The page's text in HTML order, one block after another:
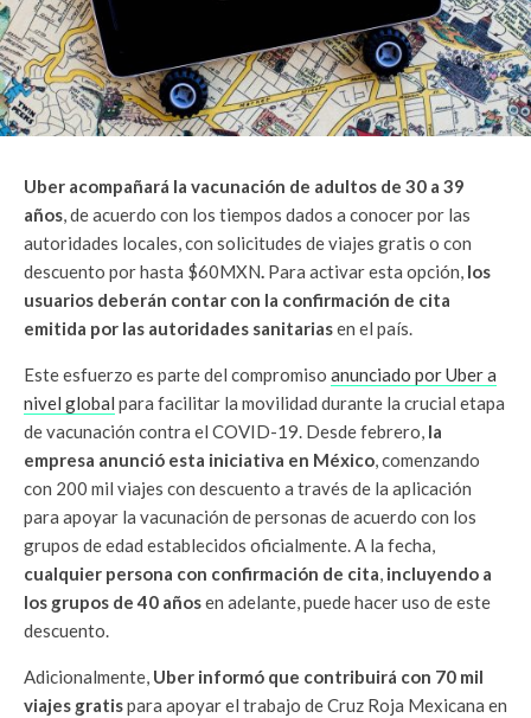
Uber acompañará la vacunación de adultos de 30 a 39
años, de acuerdo con los tiempos dados a conocer por las
autoridades locales, con solicitudes de viajes gratis o con
descuento por hasta $60MXN. Para activar esta opción, los
usuarios deberán contar con la confirmación de cita
emitida por las autoridades sanitariasen el país.
Este esfuerzo es parte del compromiso anunciado por Uber a
nivel global para facilitar la movilidad durante la crucial etapa
de vacunación contra el COVID-19. Desde febrero, la
empresa anunció esta iniciativa en México, comenzando
con 200 mil viajes con descuento a través de la aplicación
para apoyar la vacunación de personas de acuerdo con los
grupos de edad establecidos oficialmente. A la fecha,
cualquier persona con confirmación de cita, incluyendo a
los grupos de 40 añosen adelante, puede hacer uso de este
descuento.
Adicionalmente, Uber informó que contribuirá con 70 mil
viajes gratispara apoyar el trabajo de Cruz Roja Mexicana en